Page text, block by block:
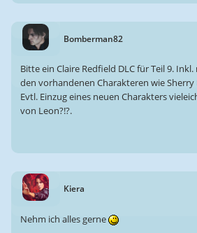
Bomberman82
Bitte ein Claire Redfield DLC für Teil 9.
den vorhandenen Charakteren wie Sherry
Evtl. Einzug eines neuen Charakters
von Leon?!?.
Kiera
Nehm ich alles gerne